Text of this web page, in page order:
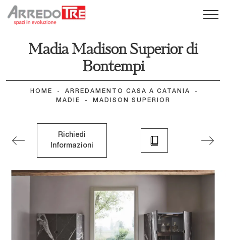
Madia Madison Superior di
Bontempi
HOME - ARREDAMENTO CASA A CATANIA
-
MADIE
- MADISON SUPERIOR
Richiedi
Informazioni